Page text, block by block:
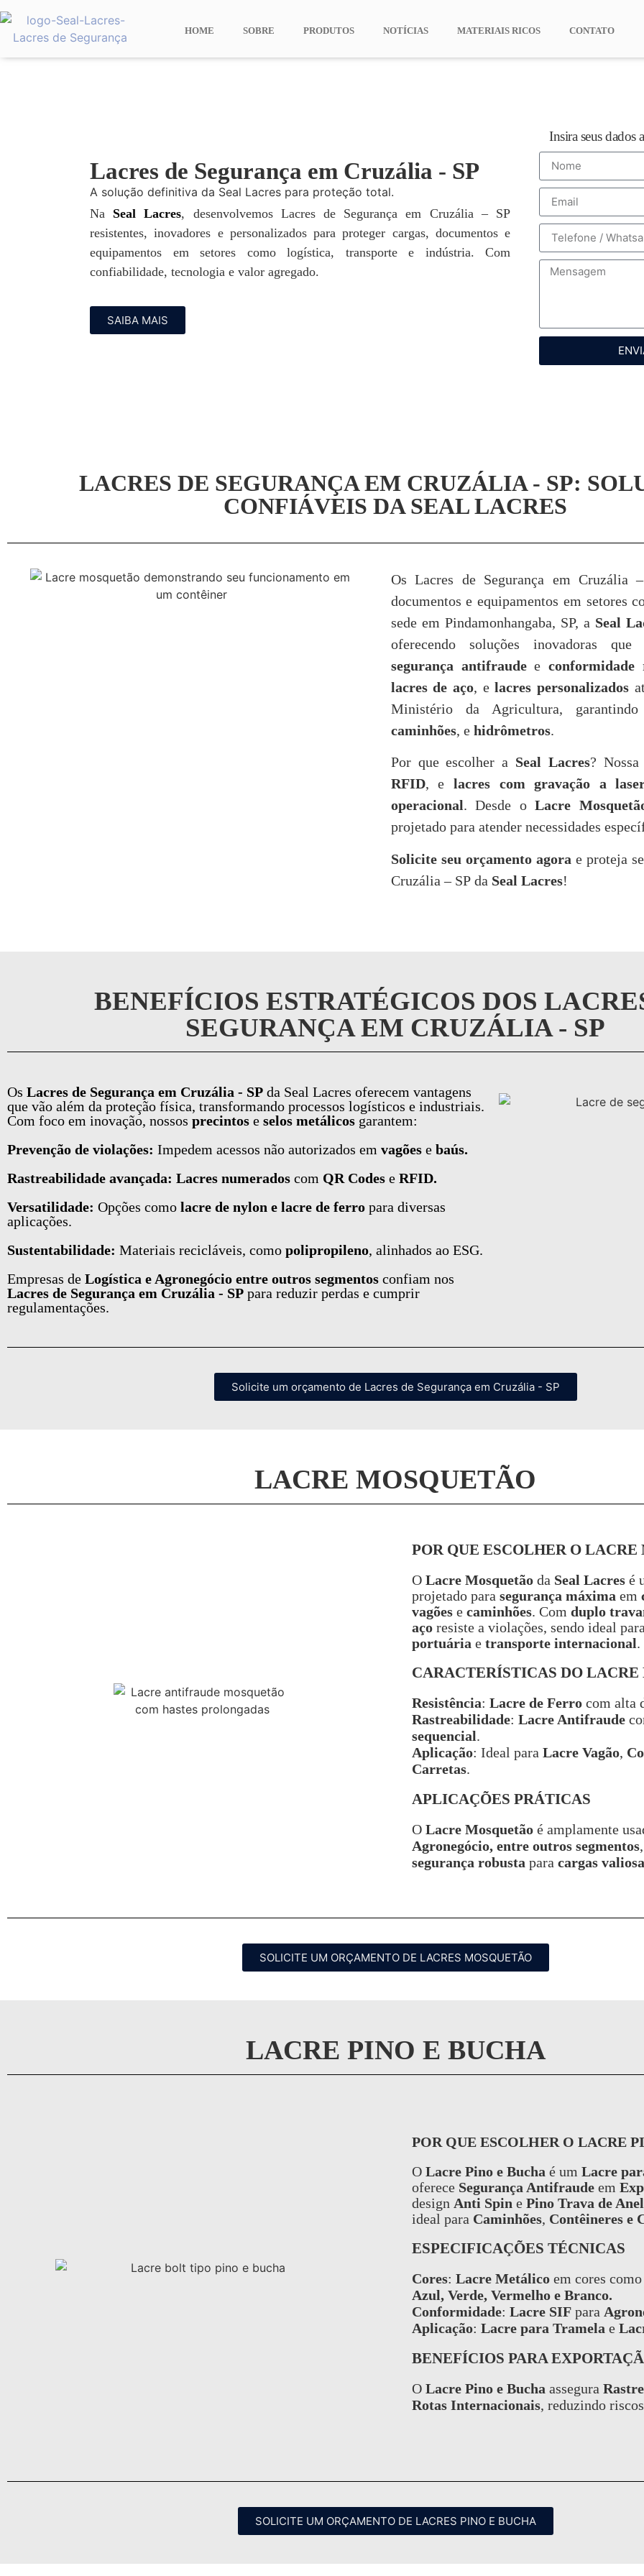
HOME SOBRE PRODUTOS NOTÍCIAS MATERIAIS RICOS CONTATO
Lacres de Segurança em Cruzália - SP
A solução definitiva da Seal Lacres para proteção total.
Na Seal Lacres, desenvolvemos Lacres de Segurança em Cruzália – SP
resistentes, inovadores e personalizados para proteger cargas, documentos e
equipamentos em setores como logística, transporte e indústria. Com
confiabilidade, tecnologia e valor agregado.
SAIBA MAIS
Insira seus dados
LACRES DE SEGURANÇA EM CRUZÁLIA - SP:
CONFIÁVEIS DA SEAL LACRES
Os Lacres de Segurança em Cruzália
documentos e equipamentos em setores
sede em Pindamonhangaba, SP, a Seal
oferecendo soluções inovadoras
segurança antifraudeeconformidade
lacres de aço, elacres personalizados
Ministério da Agricultura,
caminhões, e hidrômetros.
Por que escolher a Seal Lacres?
RFID, e lacres com gravação a
operacional. Desde oLacre
projetado para atender necessidades
Solicite seu orçamento agora e proteja
Cruzália – SP da Seal Lacres!
BENEFÍCIOS ESTRATÉGICOS DOS
SEGURANÇA EM CRUZÁLIA - SP
Os Lacres de Segurança em Cruzália - SP da Seal Lacres oferecem vantagens
que vão além da proteção física, transformando processos logísticos e industriais.
Com foco em inovação, nossos precintos e selos metálicos garantem:
Prevenção de violações: Impedem acessos não autorizados em vagões e baús.
Rastreabilidade avançada: Lacres numerados com QR Codes e RFID.
Versatilidade: Opções como lacre de nylon e lacre de ferro para diversas
aplicações.
Sustentabilidade: Materiais recicláveis, como polipropileno, alinhados ao ESG.
Empresas de Logística e Agronegócio entre outros segmentos confiam nos
Lacres de Segurança em Cruzália - SP para reduzir perdas e cumprir
regulamentações.
Solicite um orçamento de Lacres de Segurança em Cruzália - SP
LACRE MOSQUETÃO
POR QUE ESCOLHER O LACRE
O Lacre Mosquetãoda Seal Lacresé
projetado para segurança máxima em
vagõese caminhões. Com duplo
açoresiste a violações, sendo ideal
portuária e transporte internacional.
CARACTERÍSTICAS DO LACRE
Resistência: Lacre de Ferrocom alta
Rastreabilidade: Lacre Antifraude
sequencial.
Aplicação: Ideal para Lacre Vagão,
Carretas.
APLICAÇÕES PRÁTICAS
O Lacre Mosquetãoé amplamente
Agronegócio, entre outros segmentos
segurança robusta para cargas
SOLICITE UM ORÇAMENTO DE LACRES MOSQUETÃO
LACRE PINO E BUCHA
POR QUE ESCOLHER O LACRE
O Lacre Pino e Bucha é um Lacre
oferece Segurança Antifraudeem
design Anti Spin e Pino Trava de Anel
ideal para Caminhões, Contêineres e
ESPECIFICAÇÕES TÉCNICAS
Cores: Lacre Metálicoem cores
Azul, Verde, Vermelho e Branco.
Conformidade: Lacre SIFpara
Aplicação: Lacre para Tramela e
BENEFÍCIOS PARA
O Lacre Pino e Bucha assegura
Rotas Internacionais, reduzindo
SOLICITE UM ORÇAMENTO DE LACRES PINO E BUCHA